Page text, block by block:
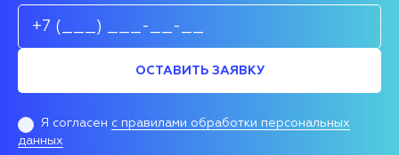
ОСТАВИТЬ ЗАЯВКУ
Я согласен с правилами обработки персональных
данных